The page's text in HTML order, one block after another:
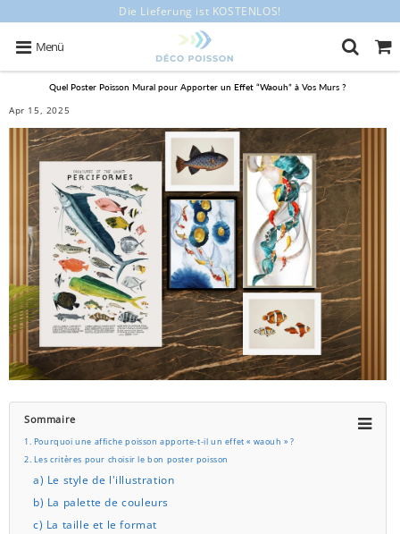
Die Lieferung ist KOSTENLOS!
Menü
Quel Poster Poisson Mural pour Apporter un Effet “Waouh” à Vos Murs ?
Apr 15, 2025
Sommaire
1. Pourquoi une affiche poisson apporte-t-il un effet « waouh » ?
2. Les critères pour choisir le bon poster poisson
a) Le style de l'illustration
b) La palette de couleurs
c) La taille et le format